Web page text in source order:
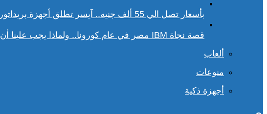
بأسعار تصل الي 55 ألف جنيه.. آيسر تطلق أجهزة بريداتور لمحبي الألعاب
قصة نجاة IBM مصر في عام كورونا.. ولماذا يجب علينا أن نحسد موظفي الشركة؟
ألعاب
منوعات
أجهزة ذكية